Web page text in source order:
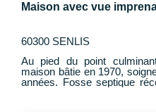
Maison avec vue
60300 SENLIS
Au pied du point
maison bâtie en 1970,
années. Fosse septique